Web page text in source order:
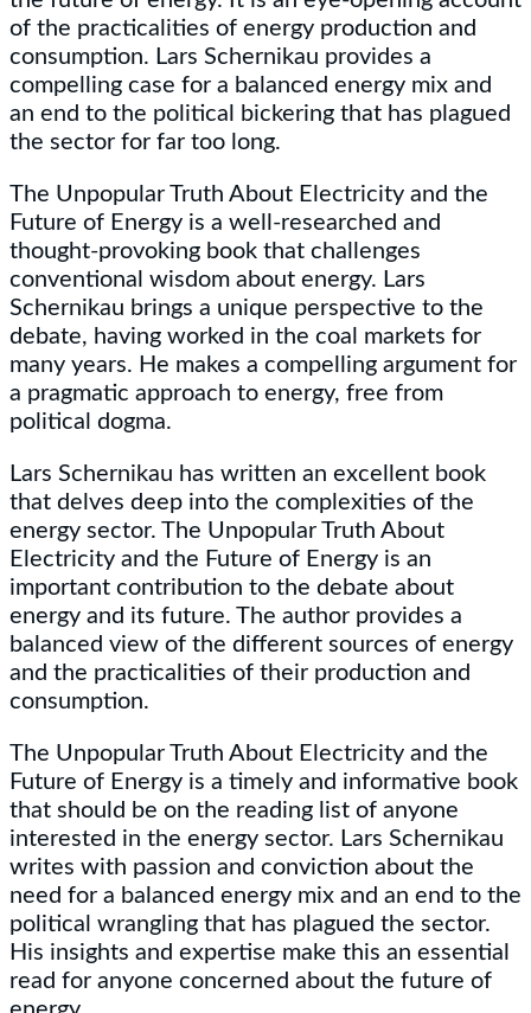
of the practicalities of energy production and
consumption. Lars Schernikau provides a
compelling case for a balanced energy mix and
an end to the political bickering that has plagued
the sector for far too long.
The Unpopular Truth About Electricity and the
Future of Energy is a well-researched and
thought-provoking book that challenges
conventional wisdom about energy. Lars
Schernikau brings a unique perspective to the
debate, having worked in the coal markets for
many years. He makes a compelling argument for
a pragmatic approach to energy, free from
political dogma.
Lars Schernikau has written an excellent book
that delves deep into the complexities of the
energy sector. The Unpopular Truth About
Electricity and the Future of Energy is an
important contribution to the debate about
energy and its future. The author provides a
balanced view of the different sources of energy
and the practicalities of their production and
consumption.
The Unpopular Truth About Electricity and the
Future of Energy is a timely and informative book
that should be on the reading list of anyone
interested in the energy sector. Lars Schernikau
writes with passion and conviction about the
need for a balanced energy mix and an end to the
political wrangling that has plagued the sector.
His insights and expertise make this an essential
read for anyone concerned about the future of